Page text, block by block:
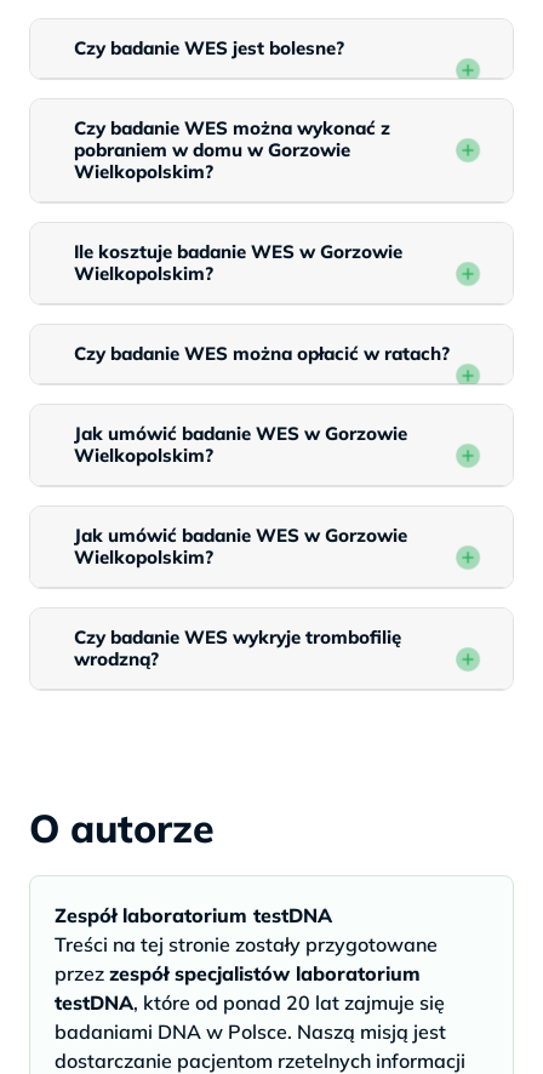
Czy badanie WES jest bolesne?
Czy badanie WES można wykonać z
pobraniem w domu w Gorzowie
Wielkopolskim?
Ile kosztuje badanie WES w Gorzowie
Wielkopolskim?
Czy badanie WES można opłacić w ratach?
Jak umówić badanie WES w Gorzowie
Wielkopolskim?
Jak umówić badanie WES w Gorzowie
Wielkopolskim?
Czy badanie WES wykryje trombofilię
wrodzną?
O autorze
Zespół laboratorium testDNA
Treści na tej stronie zostały przygotowane
przez zespół specjalistów laboratorium
testDNA, które od ponad 20 lat zajmuje się
badaniami DNA w Polsce. Naszą misją jest
dostarczanie pacjentom rzetelnych informacji